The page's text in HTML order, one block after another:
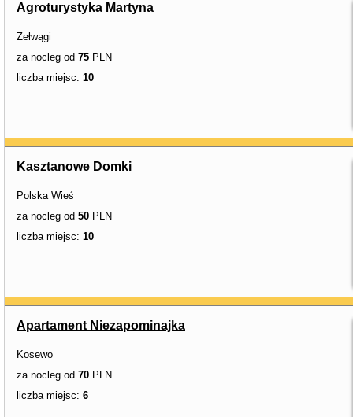
Agroturystyka Martyna
Zełwągi
za nocleg od 75 PLN
liczba miejsc: 10
Kasztanowe Domki
Polska Wieś
za nocleg od 50 PLN
liczba miejsc: 10
Apartament Niezapominajka
Kosewo
za nocleg od 70 PLN
liczba miejsc: 6